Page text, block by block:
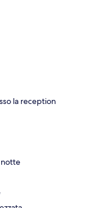
la reception
notte